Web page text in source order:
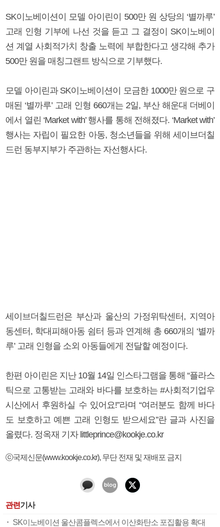
SK이노베이션이 모델 아이린이 500만 원 상당의 ‘별까루’
고래 인형 기부에 나선 것을 듣고 그 결정이 SK이노베이
션 계열 사회적가치 창출 노력에 부합한다고 생각해 추가
500만 원을 매칭그랜트 방식으로 기부했다.
모델 아이린과 SK이노베이션이 모금한 1000만 원으로 구
매된 ‘별까루’ 고래 인형 660개는 2일, 부산 해운대 더베이
에서 열린 ‘Market with’ 행사를 통해 전해졌다. ‘Market with’
행사는 자립이 필요한 아동, 청소년들을 위해 세이브더칠
드런 동부지부가 주관하는 자선행사다.
세이브더칠드런은 부산과 울산의 가정위탁센터, 지역아
동센터, 학대피해아동 쉼터 등과 연계해 총 660개의 ‘별까
루’ 고래 인형을 소외 아동들에게 전달할 예정이다.
한편 아이린은 지난 10월 14일 인스타그램을 통해 “플라스
틱으로 고통받는 고래와 바다를 보호하는 #사회적기업우
시산에서 후원하실 수 있어요!”라며 “여러분도 함께 바다
도 보호하고 예쁜 고래 인형도 받으세요”란 글과 사진을
올렸다. 정옥재 기자 littleprince@kookje.co.kr
ⓒ국제신문(www.kookje.co.kr), 무단 전재 및 재배포 금지
관련기사
SK이노베이션 울산콤플렉스에서 이산화탄소 포집활용 확대